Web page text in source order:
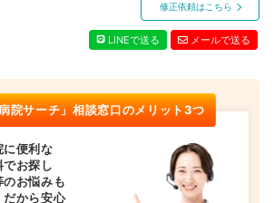
修正依頼はこちら
LINEで送る メールで送る
院サーチ」相談窓口のメリット3つ
に便利な
お探し
お悩みも
だから安心